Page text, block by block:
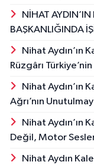
NİHAT
BAŞKANLIĞINDA
Nihat Aydın’ın
Rüzgârı
Nihat Aydın’ın
Ağrı’nın
Nihat Aydın’ın
Değil, Motor
Nihat Aydın